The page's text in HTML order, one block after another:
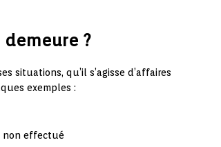
?
situations, qu’il s’agisse d’affaires
exemples :
non effectué